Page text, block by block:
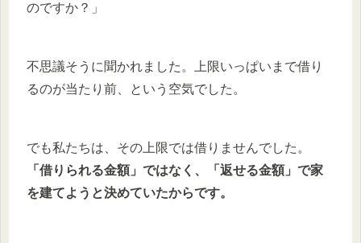
のですか？」
不思議そうに聞かれました。上限いっぱいまで借り
るのが当たり前、という空気でした。
でも私たちは、その上限では借りませんでした。
「借りられる金額」ではなく、「返せる金額」で家
を建てようと決めていたからです。